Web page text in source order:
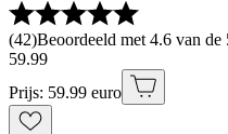
(42)Beoordeeld met 4.6 van
59.99
Prijs: 59.99 euro